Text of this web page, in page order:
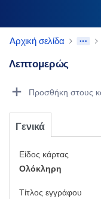
Αρχική σελίδα
Λεπτομερώς
Προσθήκη στους
Γενικά
Είδος κάρτας
Ολόκληρη
Tίτλος εγγράφου